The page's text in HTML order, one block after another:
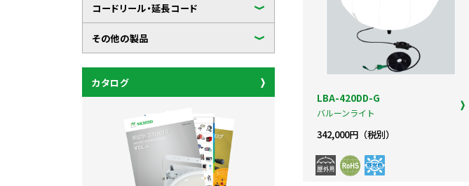
コードリール・延長コード
その他の製品
カタログ
LBA-420DD-G
バルーンライト
342,000円（税別）